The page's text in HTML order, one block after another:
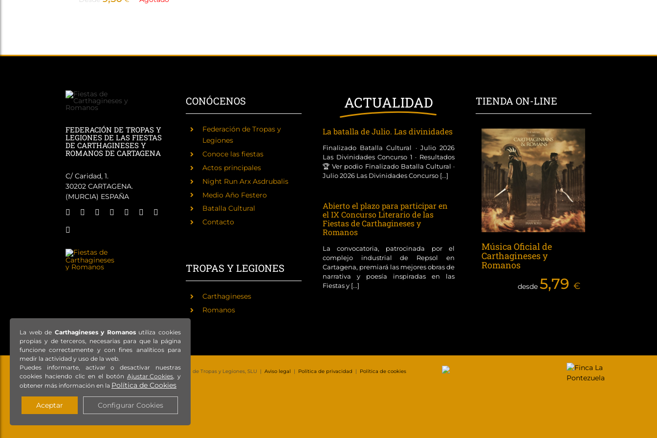
FEDERACIÓN DE TROPAS Y
LEGIONES DE LAS FIESTAS
DE CARTHAGINESES Y
ROMANOS DE CARTAGENA
C/ Caridad, 1.
30202 CARTAGENA.
(MURCIA) ESPAÑA
CONÓCENOS
Federación de Tropas y
Legiones
Conoce las fiestas
Actos principales
Night Run Arx Asdrubalis
Medio Año Festero
Batalla Cultural
Contacto
TROPAS Y LEGIONES
Carthagineses
Romanos
ACTUALIDAD
La batalla de Julio. Las divinidades
Finalizado Batalla Cultural · Julio 2026
Las Divinidades Concurso 1 · Resultados
🏆 Ver podio Finalizado Batalla Cultural ·
Julio 2026 Las Divinidades Concurso [...]
Abierto el plazo para participar en
el IX Concurso Literario de las
Fiestas de Carthagineses y
Romanos
La convocatoria, patrocinada por el
complejo industrial de Repsol en
Cartagena, premiará las mejores obras de
narrativa y poesía inspiradas en las
Fiestas y [...]
TIENDA ON-LINE
Música Oficial de
Carthagineses y
Romanos
desde5,79€
© Copyright 2021 – Todos los derechos reservados – Federación de Tropas y Legiones, SLU | Aviso legal | Política de privacidad | Política de cookies
La web de Carthagineses y Romanosutiliza cookies
propias y de terceros, necesarias para que la página
funcione correctamente y con fines analíticos para
medir la actividad y uso de la web.
Puedes informarte, activar o desactivar nuestras
cookies haciendo clic en el botón Ajustar Cookies, y
obtener más información en la Política de Cookies
Aceptar Configurar Cookies